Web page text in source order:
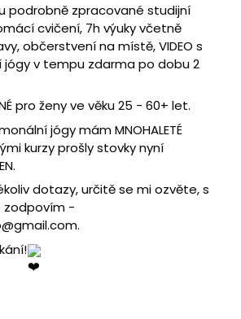
podrobně zpracované studijní
cvičení, 7h výuky včetně
občerstvení na místě, VIDEO s
jógy v tempu zdarma po dobu 2
pro ženy ve věku 25 - 60+ let.
jógy mám MNOHALETÉ
kurzy prošly stovky nyní
dotazy, určitě se mi ozvěte, s
zodpovím -